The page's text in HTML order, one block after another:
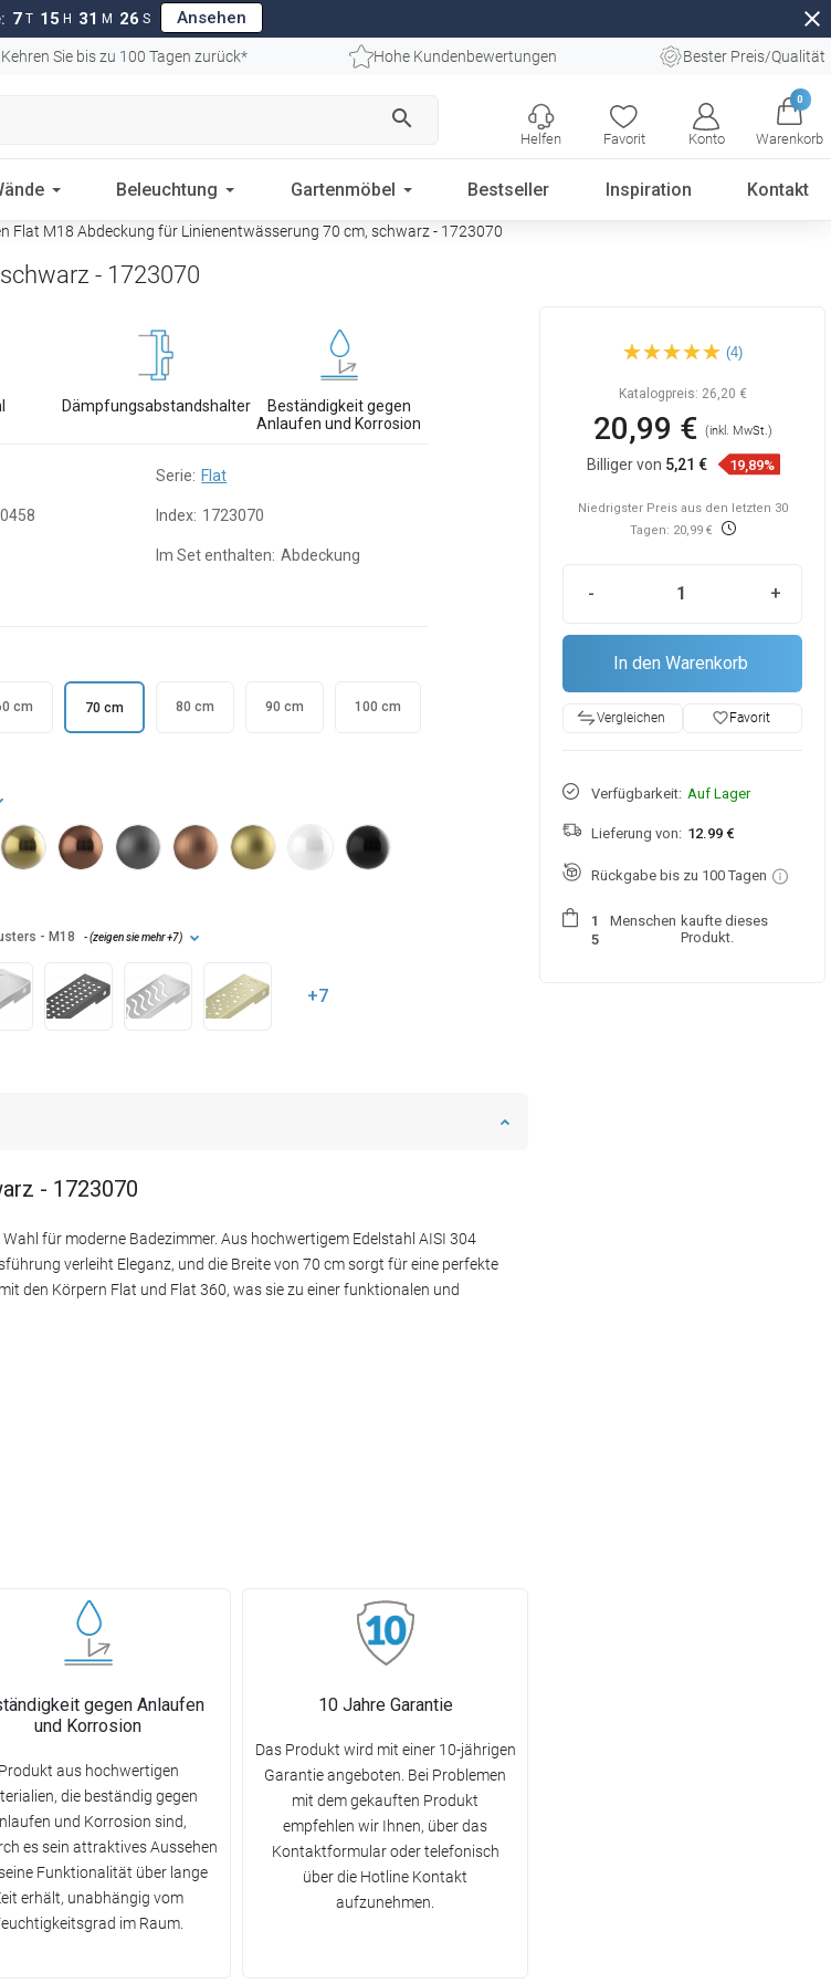
7 T 15 H 31 M 25 S Ansehen close
Kehren Sie bis zu 100 Tagen zurück* Hohe Kundenbewertungen Bester Preis/Qualität
search
Favorit Konto
0
Warenkorb
Helfen
Beleuchtung Gartenmöbel Bestseller Inspiration Kontakt
Flat M18 Abdeckung für Linienentwässerung 70 cm, schwarz - 1723070
- 1723070
Dämpfungsabstandshalter
Beständigkeit gegen
Anlaufen und Korrosion
Serie: Flat
Index: 1723070
Im Set enthalten: Abdeckung
cm 70 cm 80 cm 90 cm 100 cm
- M18 - (zeigen sie mehr+7)
+7
- 1723070
für moderne Badezimmer. Aus hochwertigem Edelstahl AISI 304
verleiht Eleganz, und die Breite von 70 cm sorgt für eine perfekte
den Körpern Flat und Flat 360, was sie zu einer funktionalen und
gegen Anlaufen
und Korrosion
Produkt aus hochwertigen
die beständig gegen
und Korrosion sind,
es sein attraktives Aussehen
Funktionalität über lange
erhält, unabhängig vom
im Raum.
10 Jahre Garantie
Das Produkt wird mit einer 10-jährigen
Garantie angeboten. Bei Problemen
mit dem gekauften Produkt
empfehlen wir Ihnen, über das
Kontaktformular oder telefonisch
über die Hotline Kontakt
aufzunehmen.
für Linienentwässerung 70
(4)
Katalogpreis: 26,20 €
20,99 € (inkl. MwSt.)
Billiger von 5,21 € 19,89%
Niedrigster Preis aus den letzten 30
Tagen: 20,99 €
- +
In den Warenkorb
Vergleichen favorite_borderFavorit
Verfügbarkeit: Auf Lager
Lieferung von: 12.99 €
Rückgabe bis zu 100 Tagen
1
5
Menschen kaufte dieses
Produkt.